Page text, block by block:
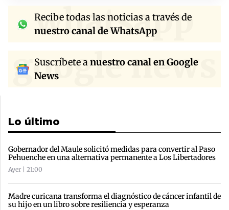
whatsapp
Recibe todas las noticias a través de
nuestro canal de WhatsApp
google news
Suscríbete anuestro canal en Google
News
Lo último
Gobernador del Maule solicitó medidas para convertir al Paso
Pehuenche en una alternativa permanente a Los Libertadores
Ayer | 21:00
Madre curicana transforma el diagnóstico de cáncer infantil de
su hijo en un libro sobre resiliencia y esperanza